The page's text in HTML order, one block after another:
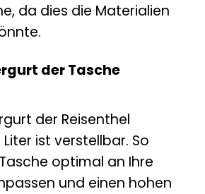
da dies die Materialien
der Tasche
der Reisenthel
ist verstellbar. So
optimal an Ihre
und einen hohen